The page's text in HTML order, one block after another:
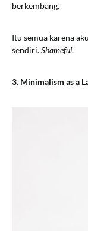
berkembang.
Itu semua karena
sendiri.Shameful.
3. Minimalism as a